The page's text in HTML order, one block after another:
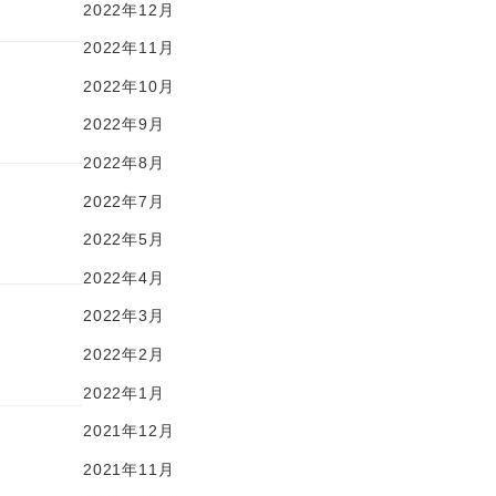
2022年12月
2022年11月
2022年10月
2022年9月
2022年8月
2022年7月
2022年5月
2022年4月
2022年3月
2022年2月
2022年1月
2021年12月
2021年11月